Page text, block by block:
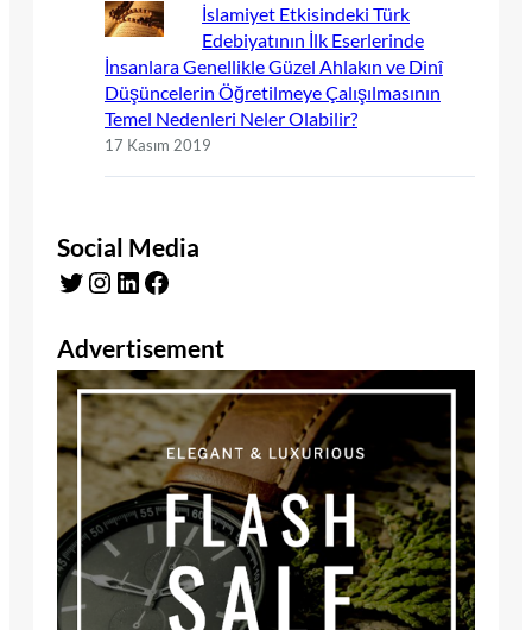
İslamiyet Etkisindeki Türk
Edebiyatının İlk Eserlerinde
İnsanlara Genellikle Güzel Ahlakın ve Dinî
Düşüncelerin Öğretilmeye Çalışılmasının
Temel Nedenleri Neler Olabilir?
17 Kasım 2019
Social Media
Twitter Instagram LinkedIn Facebook
Advertisement